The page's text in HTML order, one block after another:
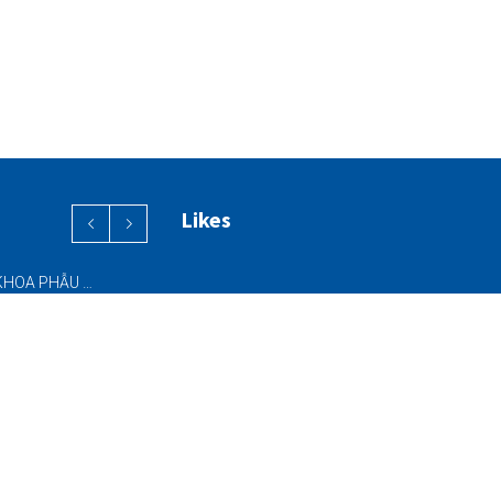
PHỐI HỢP ĐA CHUYÊN KHOA PHẪU THUẬT NỘI SOI “2 TRONG 1” THÀNH CÔNG CHO BỆNH NHÂN 69 TUỔI MẮC ĐỒNG THỜI HAI BỆNH LÝ NẶNG
Likes